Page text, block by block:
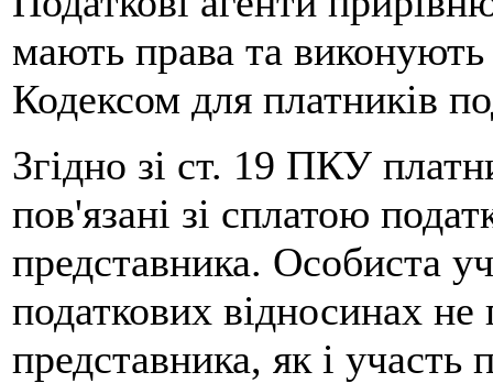
мають права та
Кодексом для платників
Згідно зі ст. 19 ПКУ
пов'язані зі сплатою
представника. Особиста
податкових відносинах
представника, як і участь